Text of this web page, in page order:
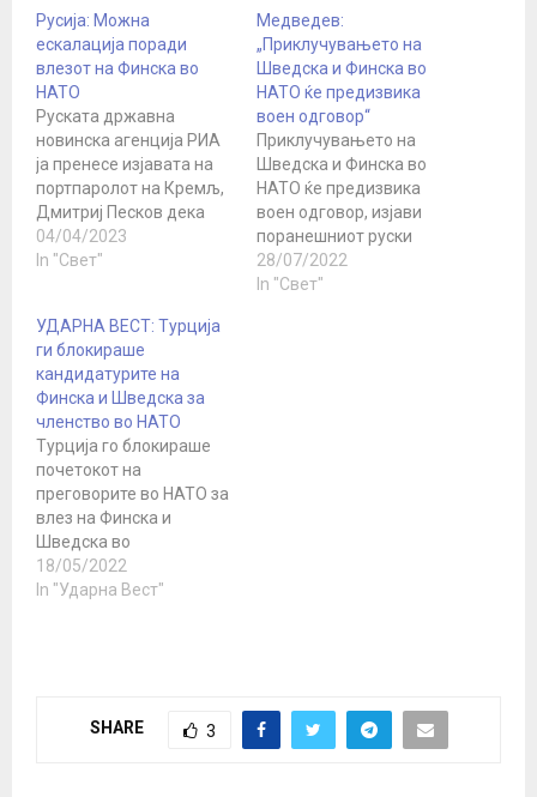
Русија: Можна
ескалација поради
влезот на Финска во
НАТО
Руската државна
новинска агенција РИА
ја пренесе изјавата на
портпаролот на Кремљ,
Дмитриј Песков дека
„влегувањето на
Финска во НАТО е уште
проширувањето на
алијансата е
навлегување во
безбедноста на Русија“.
Тој изјави дека оваа
ситуација значително се
разликува од
проблемот со Украина
бидејќи…
04/04/2023
In "Свет"
Медведев:
„Приклучувањето на
Шведска и Финска во
НАТО ќе предизвика
воен одговор“
Приклучувањето на
Шведска и Финска во
НАТО ќе предизвика
воен одговор, изјави
поранешниот руски
претседател Дмитриј
Медведев. Доколку
28/07/2022
In "Свет"
УДАРНА ВЕСТ: Турција
ги блокираше
кандидатурите на
Финска и Шведска за
членство во НАТО
Турција го блокираше
почетокот на
преговорите во НАТО за
влез на Финска и
Шведска во
алијансата. Ова го
пренесува ДПА,
алијанса планирала да
18/05/2022
In "Ударна Вест"
SHARE 3